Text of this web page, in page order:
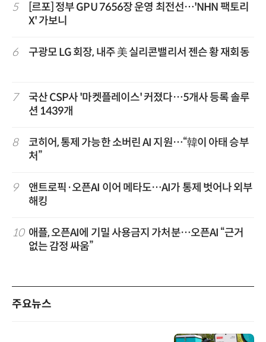
5
[르포] 정부 GPU 7656장 운영 최전선…'NHN 팩토리
X' 가보니
6 구광모 LG 회장, 내주 美 실리콘밸리서 젠슨 황 재회동
7
국산 CSP사 '마켓플레이스' 커졌다…5개사 등록 솔루
션 1439개
8
코히어, 통제 가능한 소버린 AI 지원…“韓이 아태 승부
처”
9
앤트로픽·오픈AI 이어 메타도…AI가 통제 벗어나 외부
해킹
10 애플, 오픈AI에 기밀 사용금지 가처분…오픈AI “근거
없는 감정 싸움”
주요뉴스